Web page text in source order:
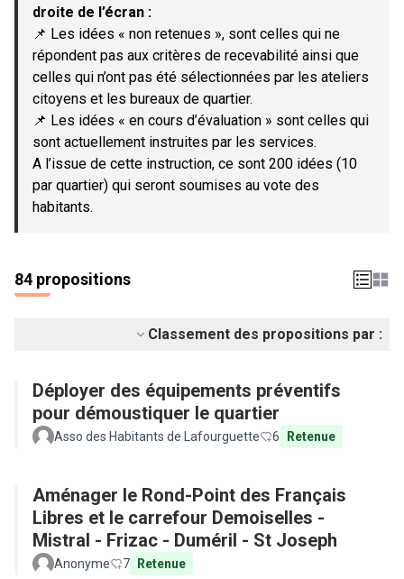
droite de l’écran :
📌 Les idées « non retenues », sont celles qui ne
répondent pas aux critères de recevabilité ainsi que
celles qui n’ont pas été sélectionnées par les ateliers
citoyens et les bureaux de quartier.
📌 Les idées « en cours d’évaluation » sont celles qui
sont actuellement instruites par les services.
A l’issue de cette instruction, ce sont 200 idées (10
par quartier) qui seront soumises au vote des
habitants.
84 propositions
Classement des propositions par :
Déployer des équipements préventifs
pour démoustiquer le quartier
Asso des Habitants de Lafourguette 6 Retenue
Aménager le Rond-Point des Français
Libres et le carrefour Demoiselles -
Mistral - Frizac - Duméril - St Joseph
Anonyme 7 Retenue